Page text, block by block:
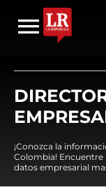
¡Conozca la
Colombia! Encuentre
datos empresarial